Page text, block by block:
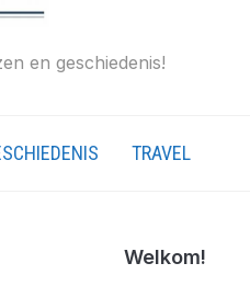
en geschiedenis!
TRAVEL
Welkom!